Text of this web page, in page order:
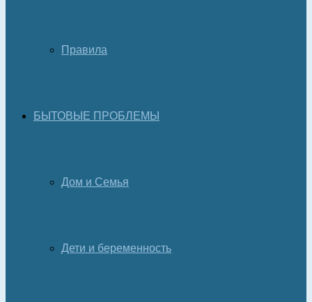
Правила
БЫТОВЫЕ ПРОБЛЕМЫ
Дом и Семья
Дети и беременность